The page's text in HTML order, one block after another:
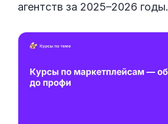
агентств за 2025–2026 годы.